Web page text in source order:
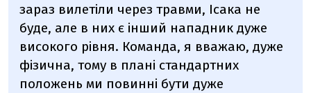
зараз вилетіли через травми, Ісака не
буде, але в них є інший нападник дуже
високого рівня. Команда, я вважаю, дуже
фізична, тому в плані стандартних
положень ми повинні бути дуже